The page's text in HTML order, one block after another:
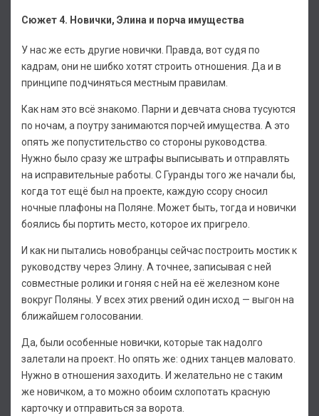
Сюжет 4. Новички, Элина и порча имущества
У нас же есть другие новички. Правда, вот судя по
кадрам, они не шибко хотят строить отношения. Да и в
принципе подчиняться местным правилам.
Как нам это всё знакомо. Парни и девчата снова тусуются
по ночам, а поутру занимаются порчей имущества. А это
опять же попустительство со стороны руководства.
Нужно было сразу же штрафы выписывать и отправлять
на исправительные работы. С Гуранды того же начали бы,
когда тот ещё был на проекте, каждую ссору сносил
ночные плафоны на Поляне. Может быть, тогда и новички
боялись бы портить место, которое их пригрело.
И как ни пытались новобранцы сейчас построить мостик к
руководству через Элину. А точнее, записывая с ней
совместные ролики и гоняя с ней на её железном коне
вокруг Поляны. У всех этих рвений один исход — выгон на
ближайшем голосовании.
Да, были особенные новички, которые так надолго
залетали на проект. Но опять же: одних танцев маловато.
Нужно в отношения заходить. И желательно не с таким
же новичком, а то можно обоим схлопотать красную
карточку и отправиться за ворота.